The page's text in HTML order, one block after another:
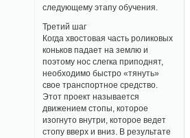
следующему этапу обучения.
Третий шаг
Когда хвостовая часть роликовых
коньков падает на землю и
поэтому нос слегка приподнят,
необходимо быстро «тянуть»
свое транспортное средство.
Этот проект называется
движением стопы, которое
изогнуто внутри, которое ведет
стопу вверх и вниз. В результате